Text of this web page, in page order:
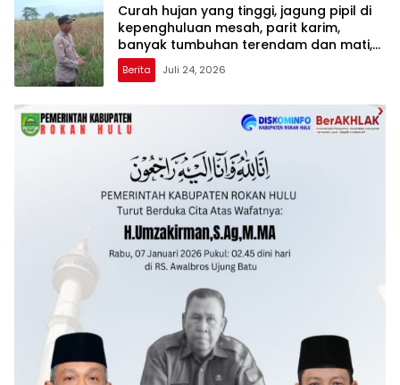
Curah hujan yang tinggi, jagung pipil di
kepenghuluan mesah, parit karim,
banyak tumbuhan terendam dan mati,
personil TPTM gerak cepat turun
langsung meninjau kelapangan
Berita Juli 24, 2026